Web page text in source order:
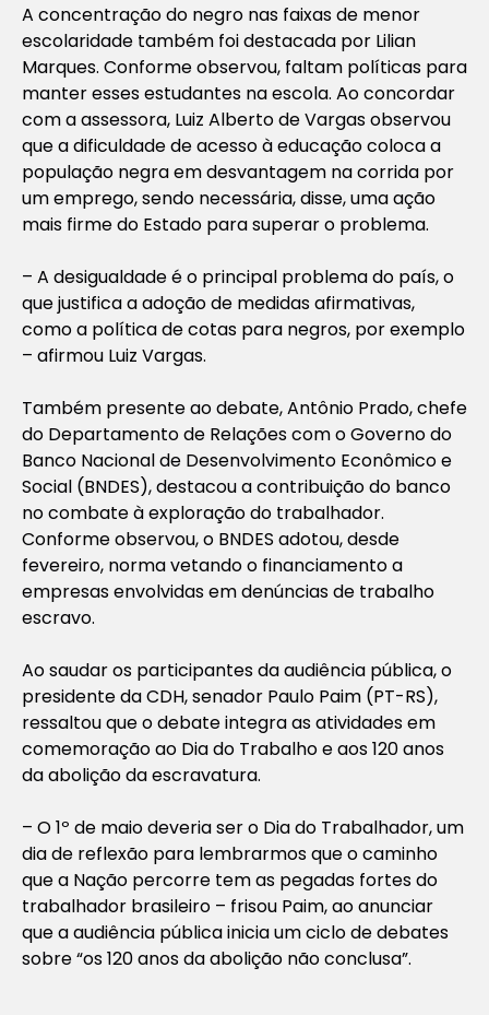
A concentração do negro nas faixas de menor
escolaridade também foi destacada por Lilian
Marques. Conforme observou, faltam políticas para
manter esses estudantes na escola. Ao concordar
com a assessora, Luiz Alberto de Vargas observou
que a dificuldade de acesso à educação coloca a
população negra em desvantagem na corrida por
um emprego, sendo necessária, disse, uma ação
mais firme do Estado para superar o problema.
– A desigualdade é o principal problema do país, o
que justifica a adoção de medidas afirmativas,
como a política de cotas para negros, por exemplo
– afirmou Luiz Vargas.
Também presente ao debate, Antônio Prado, chefe
do Departamento de Relações com o Governo do
Banco Nacional de Desenvolvimento Econômico e
Social (BNDES), destacou a contribuição do banco
no combate à exploração do trabalhador.
Conforme observou, o BNDES adotou, desde
fevereiro, norma vetando o financiamento a
empresas envolvidas em denúncias de trabalho
escravo.
Ao saudar os participantes da audiência pública, o
presidente da CDH, senador Paulo Paim (PT-RS),
ressaltou que o debate integra as atividades em
comemoração ao Dia do Trabalho e aos 120 anos
da abolição da escravatura.
– O 1º de maio deveria ser o Dia do Trabalhador, um
dia de reflexão para lembrarmos que o caminho
que a Nação percorre tem as pegadas fortes do
trabalhador brasileiro – frisou Paim, ao anunciar
que a audiência pública inicia um ciclo de debates
sobre “os 120 anos da abolição não conclusa”.